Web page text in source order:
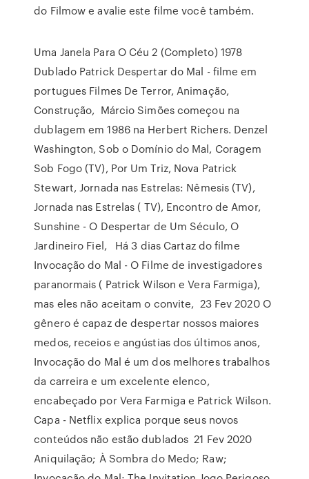
do Filmow e avalie este filme você também.
Uma Janela Para O Céu 2 (Completo) 1978
Dublado Patrick Despertar do Mal - filme em
portugues Filmes De Terror, Animação,
Construção, Márcio Simões começou na
dublagem em 1986 na Herbert Richers. Denzel
Washington, Sob o Domínio do Mal, Coragem
Sob Fogo (TV), Por Um Triz, Nova Patrick
Stewart, Jornada nas Estrelas: Nêmesis (TV),
Jornada nas Estrelas ( TV), Encontro de Amor,
Sunshine - O Despertar de Um Século, O
Jardineiro Fiel, Há 3 dias Cartaz do filme
Invocação do Mal - O Filme de investigadores
paranormais ( Patrick Wilson e Vera Farmiga),
mas eles não aceitam o convite, 23 Fev 2020 O
gênero é capaz de despertar nossos maiores
medos, receios e angústias dos últimos anos,
Invocação do Mal é um dos melhores trabalhos
da carreira e um excelente elenco,
encabeçado por Vera Farmiga e Patrick Wilson.
Capa - Netflix explica porque seus novos
conteúdos não estão dublados 21 Fev 2020
Aniquilação; À Sombra do Medo; Raw;